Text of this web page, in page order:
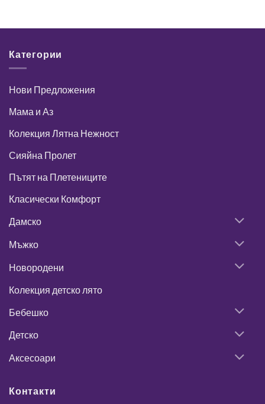
Категории
Нови Предложения
Мама и Аз
Колекция Лятна Нежност
Сияйна Пролет
Пътят на Плетениците
Класически Комфорт
Дамско
Мъжко
Новородени
Колекция детско лято
Бебешко
Детско
Аксесоари
Контакти